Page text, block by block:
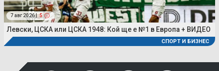
7 авг 2026 | 5
Левски, ЦСКА или ЦСКА 1948: Кой ще е №1 в Европа + ВИДЕО
СПОРТ И БИЗНЕС